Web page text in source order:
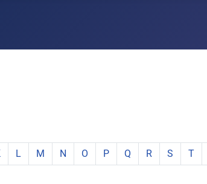
Buchstabe:
mit Buchstabe:
mit Buchstabe:
Elemente mit Buchstabe:
zeige Elemente mit Buchstabe:
L zeige Elemente mit Buchstabe:
M zeige Elemente mit Buchstabe:
N zeige Elemente mit Buchstabe:
O zeige Elemente mit
P zeige Elemente mit
Q zeige Elemente
R zeige
S T